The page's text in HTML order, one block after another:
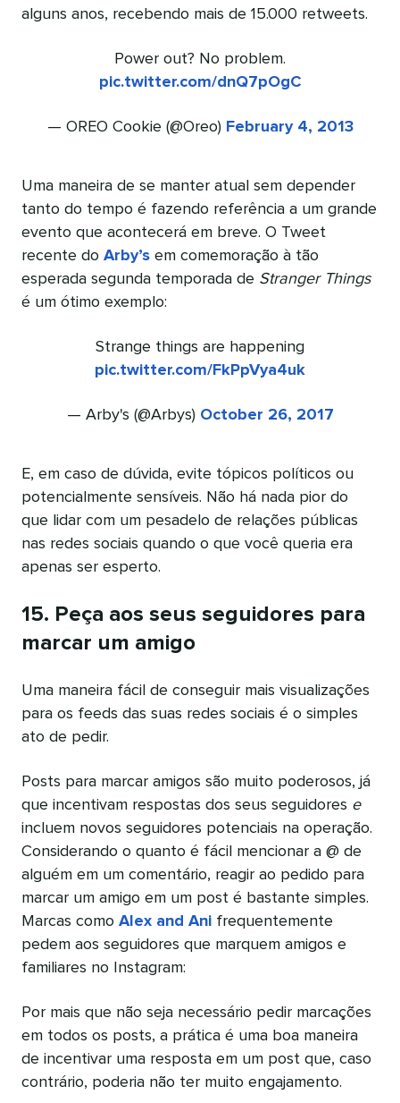
alguns anos, recebendo mais de 15.000 retweets.
Power out? No problem.
pic.twitter.com/dnQ7pOgC
— OREO Cookie (@Oreo) February 4, 2013
Uma maneira de se manter atual sem depender
tanto do tempo é fazendo referência a um grande
evento que acontecerá em breve. O Tweet
recente do Arby’s em comemoração à tão
esperada segunda temporada de Stranger Things
é um ótimo exemplo:
Strange things are happening
pic.twitter.com/FkPpVya4uk
— Arby's (@Arbys) October 26, 2017
E, em caso de dúvida, evite tópicos políticos ou
potencialmente sensíveis. Não há nada pior do
que lidar com um pesadelo de relações públicas
nas redes sociais quando o que você queria era
apenas ser esperto.
15. Peça aos seus seguidores para
marcar um amigo
Uma maneira fácil de conseguir mais visualizações
para os feeds das suas redes sociais é o simples
ato de pedir.
Posts para marcar amigos são muito poderosos, já
que incentivam respostas dos seus seguidores e
incluem novos seguidores potenciais na operação.
Considerando o quanto é fácil mencionar a @ de
alguém em um comentário, reagir ao pedido para
marcar um amigo em um post é bastante simples.
Marcas como Alex and Ani frequentemente
pedem aos seguidores que marquem amigos e
familiares no Instagram:
Por mais que não seja necessário pedir marcações
em todos os posts, a prática é uma boa maneira
de incentivar uma resposta em um post que, caso
contrário, poderia não ter muito engajamento.